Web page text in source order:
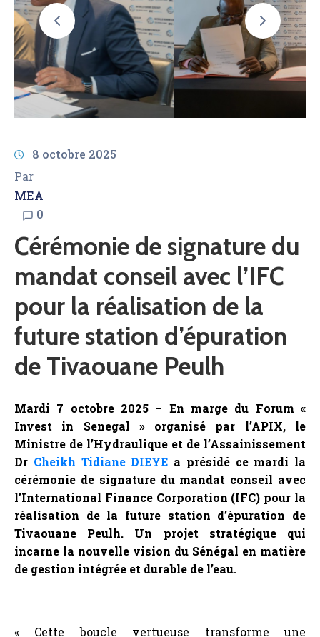
AMCOW
8 octobre 2025
Par
MEA
0
Cérémonie de signature du
mandat conseil avec l’IFC
pour la réalisation de la
future station d’épuration
de Tivaouane Peulh
Mardi 7 octobre 2025 – En marge du Forum «
Invest in Senegal » organisé par l’APIX, le
Ministre de l’Hydraulique et de l’Assainissement
Dr Cheikh Tidiane DIEYE a présidé ce mardi la
cérémonie de signature du mandat conseil avec
l’International Finance Corporation (IFC) pour la
réalisation de la future station d’épuration de
Tivaouane Peulh. Un projet stratégique qui
incarne la nouvelle vision du Sénégal en matière
de gestion intégrée et durable de l’eau.
« Cette boucle vertueuse transforme une